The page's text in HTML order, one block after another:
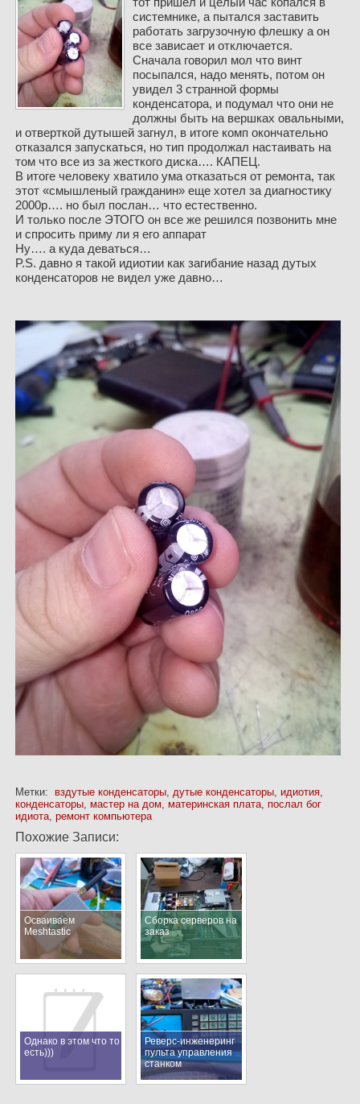
системнике, а пытался заставить
работать загрузочную флешку а он
все зависает и отключается.
Сначала говорил мол что винт
посыпался, надо менять, потом он
увидел 3 странной формы
конденсатора, и подумал что они не
должны быть на вершках овальными,
и отверткой дутышей загнул, в итоге комп окончательно
отказался запускаться, но тип продолжал настаивать на
том что все из за жесткого диска…. КАПЕЦ.
В итоге человеку хватило ума отказаться от ремонта, так
этот «смышленый гражданин» еще хотел за диагностику
2000р…. но был послан… что естественно.
И только после ЭТОГО он все же решился позвонить мне
и спросить приму ли я его аппарат
Ну…. а куда деваться…
P.S. давно я такой идиотии как загибание назад дутых
конденсаторов не видел уже давно…
Метки: вздутые конденсаторы, дутые конденсаторы, идиотия,
конденсаторы, мастер на дом, материнская плата, послал бог
идиота, ремонт компьютера
Похожие Записи:
Осваиваем
Meshtastic
Сборка серверов на
заказ
Однако в этом что то
есть)))
Реверс-инженеринг
пульта управления
станком